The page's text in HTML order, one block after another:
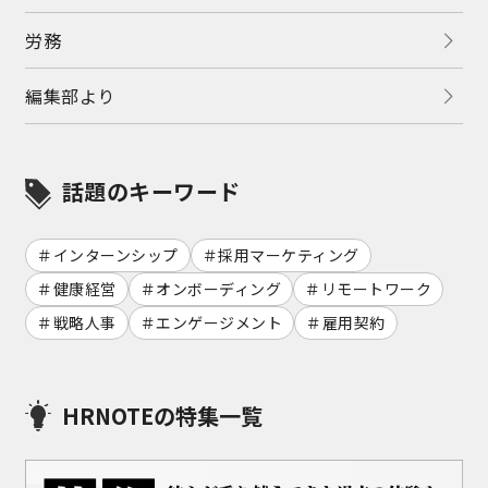
労務
編集部より
話題のキーワード
インターンシップ
採用マーケティング
健康経営
オンボーディング
リモートワーク
戦略人事
エンゲージメント 雇用契約
HRNOTEの特集一覧